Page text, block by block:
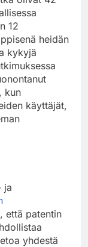
12
heidän
kykyjä
kun
käyttäjät,
ja
että patentin
yhdestä